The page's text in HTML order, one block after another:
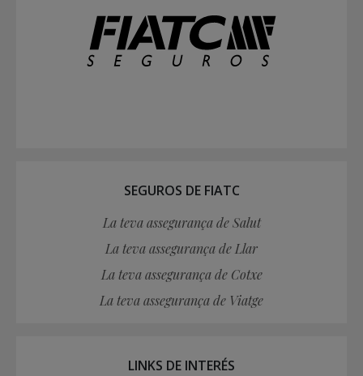
SEGUROS DE FIATC
La teva assegurança de Salut
La teva assegurança de Llar
La teva assegurança de Cotxe
La teva assegurança de Viatge
LINKS DE INTERÉS